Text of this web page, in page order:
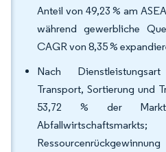
Anteil von 49,23 % am
während gewerbliche
CAGR von 8,35 %
Nach
Transport, Sortierung und
53,72 % der